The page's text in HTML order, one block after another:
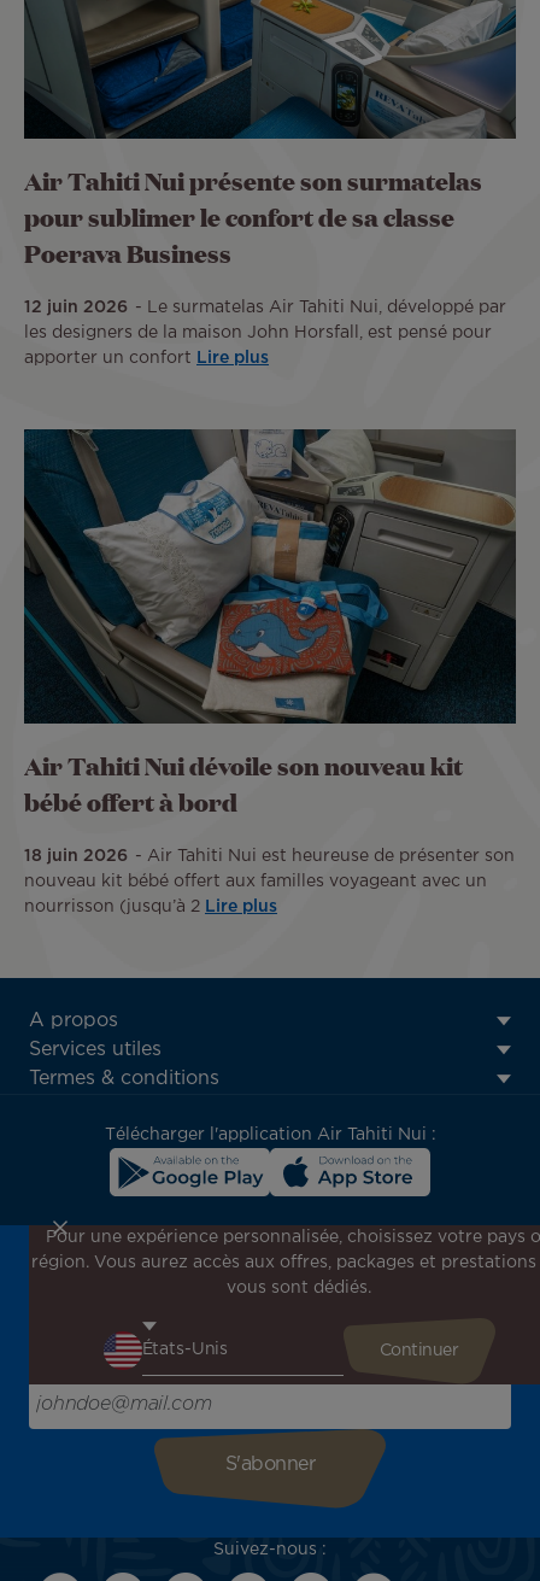
Air Tahiti Nui présente son surmatelas
pour sublimer le confort de sa classe
Poerava Business
12 juin 2026
Le surmatelas Air Tahiti Nui, développé par
les designers de la maison John Horsfall, est pensé pour
apporter un confort
Lire plus
Air Tahiti Nui dévoile son nouveau kit
bébé offert à bord
18 juin 2026
Air Tahiti Nui est heureuse de présenter son
nouveau kit bébé offert aux familles voyageant avec un
nourrisson (jusqu’à 2 Lire plus
ATN:
Footer
menu
A propos
Services utiles
Termes & conditions
Télécharger l'application Air Tahiti Nui :
Inscrivez-vous à notre newsletter !
Recevez en avant-première toutes nos offres spéciales et
l'inspiration pour votre prochain voyage !
Saisissez votre adresse e-mail ici
Suivez-nous :
Pour une expérience personnalisée, choisissez votre pays
région. Vous aurez accès aux offres, packages et prestations
vous sont dédiés.